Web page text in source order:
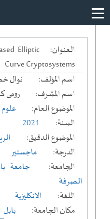
العنوان:
Elliptic
Curve Cryptosystems
اسم المؤلف:
نوال
اسم المشرف:
رومى
الموضوع العام:
السنة:
2021
الموضوع الدقيق:
الدرجة:
ماجستير
الجامعة:
جامعة
الصرفة
اللغة:
الانكليزية
مكان الجامعة:
بابل